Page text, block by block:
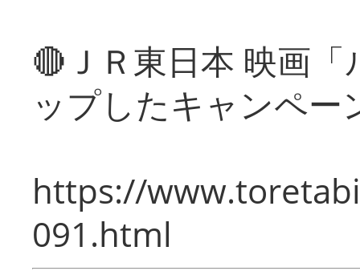
🔴ＪＲ東日本 映画
ップしたキャンペー
https://
091.html